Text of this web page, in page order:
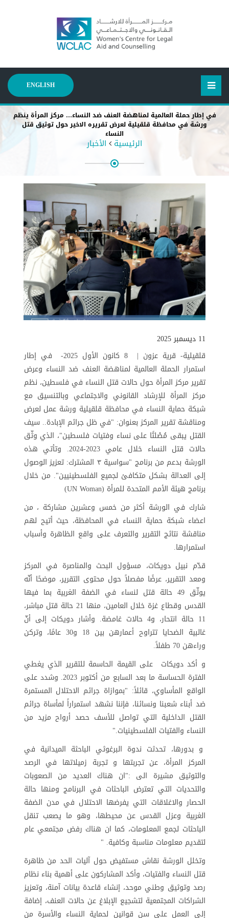
ENGLISH
في إطار حملة العالمية لمناهضة العنف ضد النساء… مركز المرأة ينظم
ورشة في محافظة قلقيلية لعرض تقريره الاخير حول توثيق قتل
النساء
الرئيسية الأخبار
11 ديسمبر 2025
قلقيلية- قرية عزون | 8 كانون الأول 2025- في إطار
استمرار الحملة العالمية لمناهضة العنف ضد النساء وعرض
تقرير مركز المرأة حول حالات قتل النساء في فلسطين، نظم
مركز المرأة للإرشاد القانوني والاجتماعي وبالتنسيق مع
شبكة حماية النساء في محافظة قلقيلية ورشة عمل لعرض
ومناقشة تقرير المركز بعنوان: "في ظل جرائم الإبادة.. سيف
القتل يبقى مُصْلتًا على نساء وفتيات فلسطين"، الذي وثّق
حالات قتل النساء خلال عامي 2023-2024. وتأتي هذه
الورشة بدعم من برنامج "سواسية ٣ المشترك: تعزيز الوصول
إلى العدالة بشكل متكافئ لجميع الفلسطينيين". من خلال
برنامج هيئة الأمم المتحدة للمرأة (UN Woman)
شارك في الورشة أكثر من خمس وعشرين مشاركة ، من
اعضاء شبكة حماية النساء في المحافظة، حيث أتيح لهم
مناقشة نتائج التقرير والتعرف على واقع الظاهرة وأسباب
استمرارها.
قدّم نبيل دويكات، مسؤول البحث والمناصرة في المركز
ومعد التقرير، عرضًا مفصلاً حول محتوى التقرير، موضحًا أنّه
يوثّق 49 حالة قتل لنساء في الضفة الغربية بما فيها
القدس وقطاع غزة خلال العامين، منها 21 حالة قتل مباشر،
11 حالة انتحار، و4 حالات غامضة. وأشار دويكات إلى أنّ
غالبية الضحايا تتراوح أعمارهن بين 18 و30 عامًا، وتركن
وراءهن 70 طفلاً.
و أكد دويكات على القيمة الحاسمة للتقرير الذي يغطي
الفترة الحساسة ما بعد السابع من أكتوبر 2023. وشدد على
الواقع المأساوي، قائلاً: "بموازاة جرائم الاحتلال المستمرة
ضد أبناء شعبنا ونسائنا، فإننا نشهد استمراراً لمأساة جرائم
القتل الداخلية التي تواصل للأسف حصد أرواح مزيد من
النساء والفتيات الفلسطينيات."
و بدورها، تحدثت ندوة البرغوثي الباحثة الميدانية في
المركز المرأة، عن تجربتها و تجربة زميلاتها في الرصد
والتوثيق مشيرة الى :"ان هناك العديد من الصعوبات
والتحديات التي تعترض الباحثات في البرنامج ومنها حالة
الحصار والاغلاقات التي يفرضها الاحتلال في مدن الضفة
الغربية وعزل القدس عن محيطها، وهو ما يصعب تنقل
الباحثات لجمع المعلومات، كما ان هناك رفض مجتمعي عام
لتقديم معلومات مناسبة وكافية. "
وتخلل الورشة نقاش مستفيض حول آليات الحد من ظاهرة
قتل النساء والفتيات، وأكد المشاركون على أهمية بناء نظام
رصد وتوثيق وطني موحد، إنشاء قاعدة بيانات آمنة، وتعزيز
الشراكات المجتمعية لتشجيع الإبلاغ عن حالات العنف، إضافة
إلى العمل على سن قوانين لحماية النساء والأسرة من